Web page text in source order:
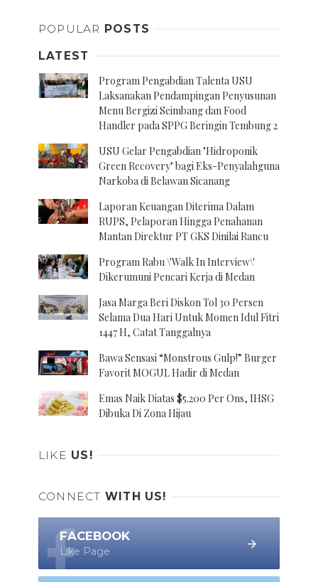
POPULAR POSTS
LATEST
Program Pengabdian Talenta USU
Laksanakan Pendampingan Penyusunan
Menu Bergizi Seimbang dan Food
Handler pada SPPG Beringin Tembung 2
USU Gelar Pengabdian "Hidroponik
Green Recovery" bagi Eks-Penyalahguna
Narkoba di Belawan Sicanang
Laporan Keuangan Diterima Dalam
RUPS, Pelaporan Hingga Penahanan
Mantan Direktur PT GKS Dinilai Rancu
Program Rabu \'Walk In Interview\'
Dikerumuni Pencari Kerja di Medan
Jasa Marga Beri Diskon Tol 30 Persen
Selama Dua Hari Untuk Momen Idul Fitri
1447 H, Catat Tanggalnya
Bawa Sensasi “Monstrous Gulp!” Burger
Favorit MOGUL Hadir di Medan
Emas Naik Diatas $5.200 Per Ons, IHSG
Dibuka Di Zona Hijau
LIKE US!
CONNECT WITH US!
FACEBOOK
Like Page